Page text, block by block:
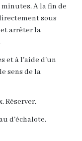
A la fin de
sous
arrêter la
et à l'aide d'un
sens de la
Réserver.
d'échalote.